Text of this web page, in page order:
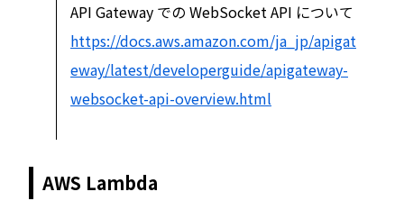
API Gateway での WebSocket API について
https://docs.aws.amazon.com/ja_jp/apigat
eway/latest/developerguide/apigateway-
websocket-api-overview.html
AWS Lambda